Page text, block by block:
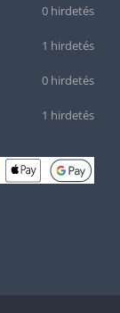
0 hirdetés
1 hirdetés
0 hirdetés
1 hirdetés